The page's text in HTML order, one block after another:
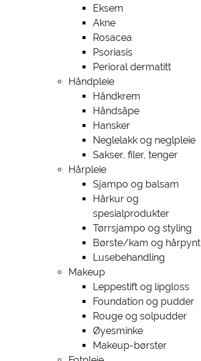
Eksem
Akne
Rosacea
Psoriasis
Perioral dermatitt
Håndpleie
Håndkrem
Håndsåpe
Hansker
Neglelakk og neglpleie
Sakser, filer, tenger
Hårpleie
Sjampo og balsam
Hårkur og
spesialprodukter
Tørrsjampo og styling
Børste/kam og hårpynt
Lusebehandling
Makeup
Leppestift og lipgloss
Foundation og pudder
Rouge og solpudder
Øyesminke
Makeup-børster